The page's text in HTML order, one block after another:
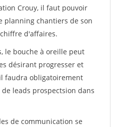
Crouy, il faut pouvoir
planning chantiers de son
d'affaires.
le bouche à oreille peut
désirant progresser et
faudra obligatoirement
leads prospectsion dans
de communication se